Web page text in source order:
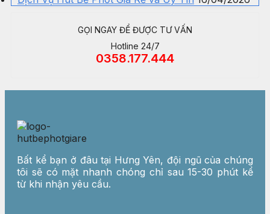
GỌI NGAY ĐỂ ĐƯỢC TƯ VẤN
Hotline 24/7
0358.177.444
Bất kể bạn ở đâu tại Hưng Yên, đội ngũ của chúng
tôi sẽ có mặt nhanh chóng chỉ sau 15-30 phút kể
từ khi nhận yêu cầu.